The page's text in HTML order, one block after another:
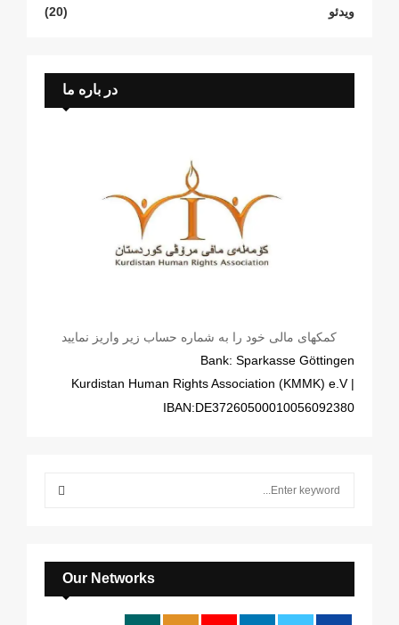
ویدئو
(20)
در باره ما
کمکهای مالی خود را به شماره حساب زیر واریز نمایید
Bank: Sparkasse Göttingen
| Kurdistan Human Rights Association (KMMK) e.V
IBAN:DE37260500010056092380
f
o
E
A
Our Networks